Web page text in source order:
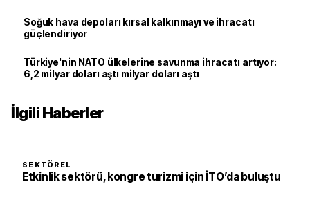
Soğuk hava depoları kırsal kalkınmayı ve ihracatı
güçlendiriyor
Türkiye'nin NATO ülkelerine savunma ihracatı artıyor:
6,2 milyar doları aştı milyar doları aştı
İlgili Haberler
SEKTÖREL
Etkinlik sektörü, kongre turizmi için İTO’da buluştu